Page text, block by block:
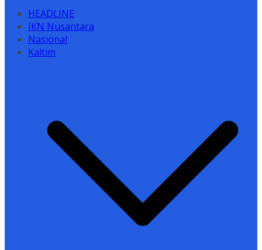
HEADLINE
IKN Nusantara
Nasional
Kaltim